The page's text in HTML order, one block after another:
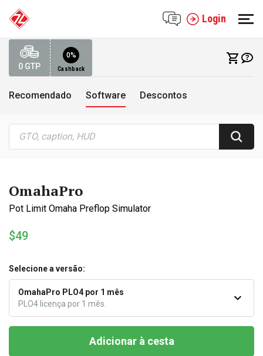
Login
Recomendado Software Descontos
0 GTP
0%
Cashback
OmahaPro
Pot Limit Omaha Preflop Simulator
$49
Selecione a versão:
OmahaPro PLO4 por 1 mês
PLO4 licença por 1 mês.
Adicionar à cesta